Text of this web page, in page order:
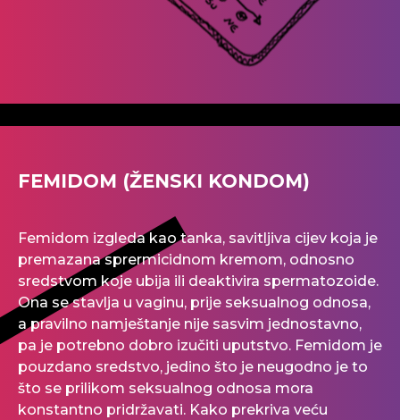
FEMIDOM (ŽENSKI KONDOM)
Femidom izgleda kao tanka, savitljiva cijev koja je
premazanasprermicidnom kremom, odnosno
sredstvom koje ubija ili deaktivira spermatozoide.
Ona se stavlja u vaginu, prije seksualnog odnosa,
a pravilno namještanje nije sasvim jednostavno,
pa je potrebno dobro izučiti uputstvo. Femidom je
pouzdano sredstvo, jedino što je neugodno je to
što se prilikom seksualnog odnosa mora
konstantno pridržavati. Kako prekriva veću